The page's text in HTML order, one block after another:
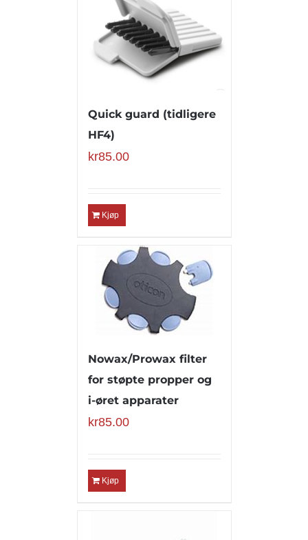
Quick guard (tidligere
HF4)
kr85.00
Kjøp
Nowax/Prowax filter
for støpte propper og
i-øret apparater
kr85.00
Kjøp